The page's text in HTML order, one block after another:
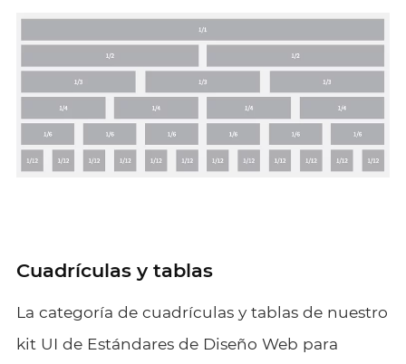
Cuadrículas y tablas
La categoría de cuadrículas y tablas de nuestro
kit UI de Estándares de Diseño Web para